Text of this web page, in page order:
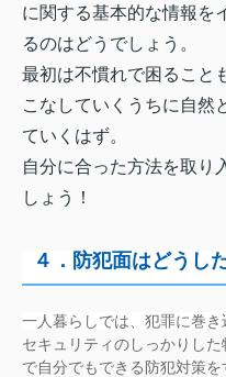
に関する基本的な情報を
るのはどうでしょう。
最初は不慣れで困ること
こなしていくうちに自然
ていくはず。
自分に合った方法を取り
しょう！
４．防犯面はどうし
一人暮らしでは、犯罪に巻き
セキュリティのしっかりし
で自分でもできる防犯対策を